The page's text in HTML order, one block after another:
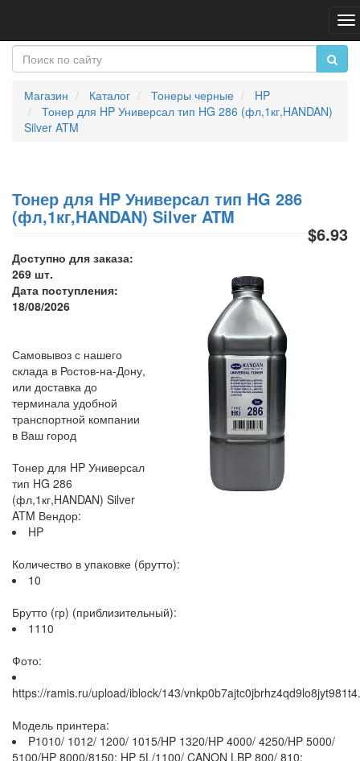
Магазин Каталог Тонеры черные
HP
Тонер для HP Универсал тип HG 286 (фл,1кг,HANDAN)
Silver ATM
Тонер для HP Универсал тип HG 286
(фл,1кг,HANDAN) Silver ATM
$6.93
Доступно для заказа:
269 шт.
Дата поступления:
18/08/2026
Самовывоз с нашего
склада в Ростов-на-Дону,
или доставка до
терминала удобной
транспортной компании
в Ваш город
Тонер для HP Универсал
тип HG 286
(фл,1кг,HANDAN) Silver
ATM Вендор:
HP
Количество в упаковке (брутто):
10
Брутто (гр) (приблизительный):
1110
Фото:
https://ramis.ru/upload/iblock/143/
Модель принтера:
P1010/ 1012/ 1200/ 1015/HP 1320/HP 4000/ 4250/HP 5000/
5100/HP 8000/8150; HP 5L/1100/ CANON LBP 800/ 810;